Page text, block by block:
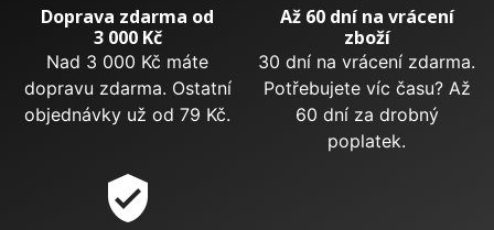
Doprava zdarma od
3 000 Kč
Nad 3 000 Kč máte
dopravu zdarma. Ostatní
objednávky už od 79 Kč.
Až 60 dní na vrácení
zboží
30 dní na vrácení zdarma.
Potřebujete víc času? Až
60 dní za drobný
poplatek.
verified_user